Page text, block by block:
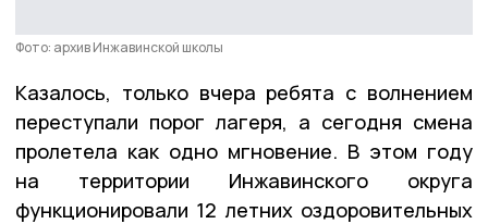
Фото: архив Инжавинской школы
Казалось, только вчера ребята с волнением
переступали порог лагеря, а сегодня смена
пролетела как одно мгновение. В этом году
на территории Инжавинского округа
функционировали 12 летних оздоровительных